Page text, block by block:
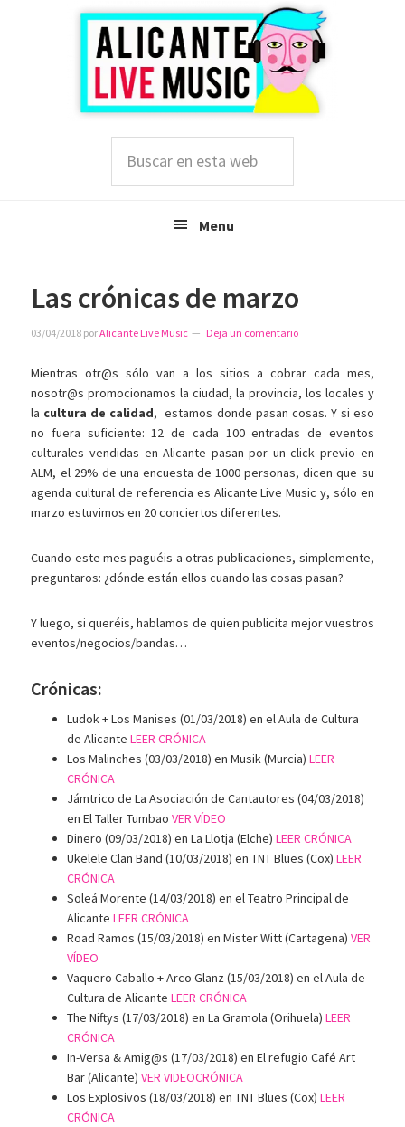
esta
Menu
Las crónicas de marzo
03/04/2018 porAlicante Live Music Deja un comentario
Mientras otr@s sólo van a los sitios a cobrar cada mes,
nosotr@s promocionamos la ciudad, la provincia, los locales y
la cultura de calidad, estamos donde pasan cosas. Y si eso
no fuera suficiente: 12 de cada 100 entradas de eventos
culturales vendidas en Alicante pasan por un click previo en
ALM, el 29% de una encuesta de 1000 personas, dicen que su
agenda cultural de referencia es Alicante Live Music y, sólo en
marzo estuvimos en 20 conciertos diferentes.
Cuando este mes paguéis a otras publicaciones, simplemente,
preguntaros: ¿dónde están ellos cuando las cosas pasan?
Y luego, si queréis, hablamos de quien publicita mejor vuestros
eventos/negocios/bandas…
Crónicas:
Ludok + Los Manises (01/03/2018) en el Aula de Cultura
de AlicanteLEER CRÓNICA
Los Malinches (03/03/2018) en Musik (Murcia)LEER
CRÓNICA
Jámtrico de La Asociación de Cantautores (04/03/2018)
en El Taller TumbaoVER VÍDEO
Dinero (09/03/2018) en La Llotja (Elche)LEER CRÓNICA
Ukelele Clan Band (10/03/2018) en TNT Blues (Cox)LEER
CRÓNICA
Soleá Morente (14/03/2018) en el Teatro Principal de
AlicanteLEER CRÓNICA
Road Ramos (15/03/2018) en Mister Witt (Cartagena)VER
VÍDEO
Vaquero Caballo + Arco Glanz (15/03/2018) en el Aula de
Cultura de AlicanteLEER CRÓNICA
The Niftys (17/03/2018) en La Gramola (Orihuela)LEER
CRÓNICA
In-Versa & Amig@s (17/03/2018) en El refugio Café Art
Bar (Alicante)VER VIDEOCRÓNICA
Los Explosivos (18/03/2018) en TNT Blues (Cox)LEER
CRÓNICA